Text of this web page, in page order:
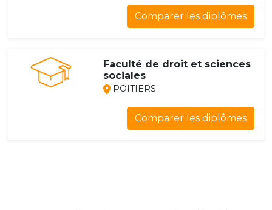
Comparer les diplômes
Faculté de droit et sciences
sociales
POITIERS
Comparer les diplômes